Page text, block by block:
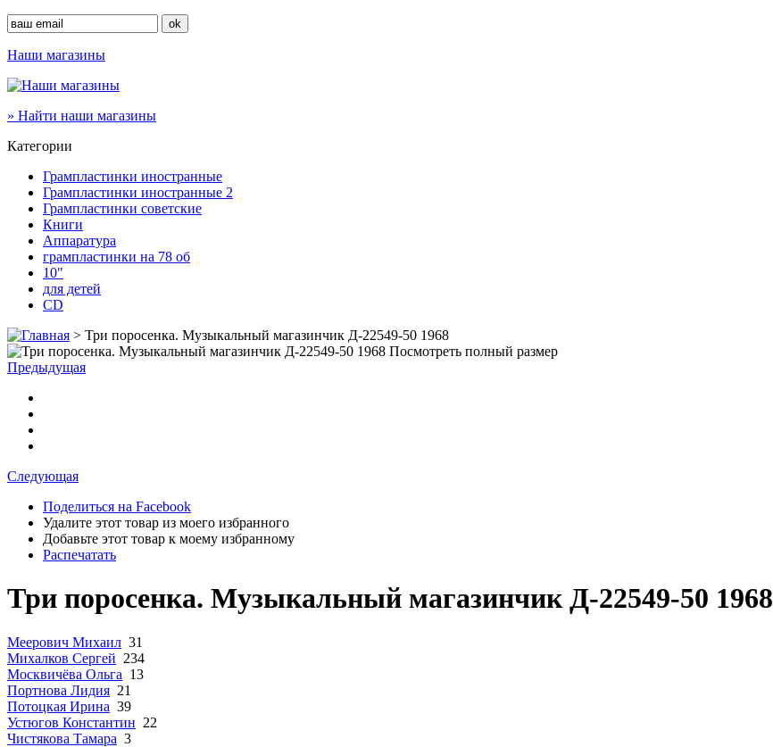
Наши магазины
» Найти наши магазины
Категории
Грампластинки иностранные
Грампластинки иностранные 2
Грампластинки советские
Книги
Аппаратура
грампластинки на 78 об
10"
для детей
CD
> Три поросенка. Музыкальный магазинчик Д-22549-50 1968
Посмотреть полный размер
Предыдущая
Следующая
Поделиться на Facebook
Удалите этот товар из моего избранного
Добавьте этот товар к моему избранному
Распечатать
Три поросенка. Музыкальный магазинчик Д-22549-50 1968
Меерович Михаил 31
Михалков Сергей 234
Москвичёва Ольга 13
Портнова Лидия 21
Потоцкая Ирина 39
Устюгов Константин 22
Чистякова Тамара 3